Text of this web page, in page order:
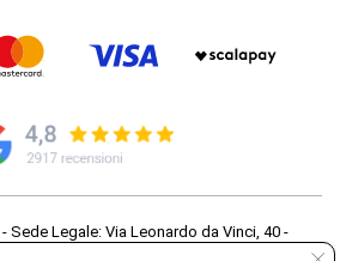
Sede Legale: Via Leonardo da Vinci, 40 -